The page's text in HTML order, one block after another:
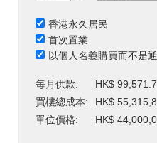
香港永久居民
首次置業
以個人名義購買而不是
每月供款:
HK$
買樓總成本:
HK$
單位價格:
HK$